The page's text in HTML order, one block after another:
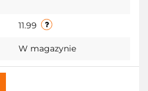
11.99
W magazynie